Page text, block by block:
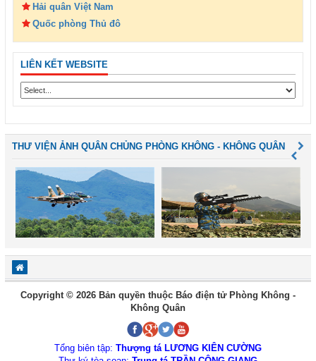
Hải quân Việt Nam
Quốc phòng Thủ đô
LIÊN KẾT WEBSITE
THƯ VIỆN ẢNH QUÂN CHỦNG PHÒNG KHÔNG - KHÔNG QUÂN
Copyright © 2026 Bản quyền thuộc Báo điện tử Phòng Không -
Không Quân
Tổng biên tập: Thượng tá LƯƠNG KIÊN CƯỜNG